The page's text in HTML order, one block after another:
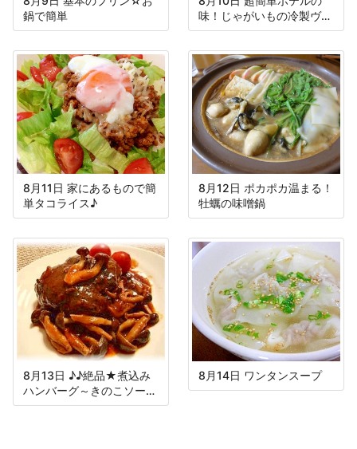
鍋で簡単
味！じゃがいもの冷製ヴィ
シソワーズ
8月11日 家にあるもので簡
単タコライス♪
8月12日 ポカポカ温まる！
牡蠣の味噌鍋
8月13日 ♪♪絶品★煮込み
ハンバーグ～きのこソース
～♪♪
8月14日 ワンタンスープ